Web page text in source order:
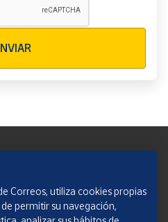
Correos, utiliza cookies propias
permitir su navegación,